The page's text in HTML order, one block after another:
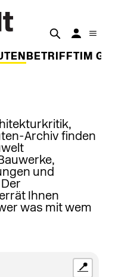
BETRIFFT IM
Archiv finden
und
Ihnen
was mit wem
📍